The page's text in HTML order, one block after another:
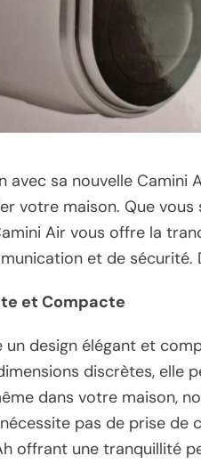
avec sa nouvelle
votre maison. Que
Air vous offre la
et de
et Compacte
un design élégant et
discrètes, elle
dans votre maison,
pas de prise
offrant une tranquillité